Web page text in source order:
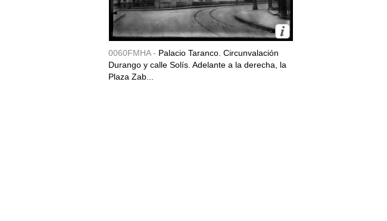
0060FMHA - Palacio Taranco. Circunvalación
Durango y calle Solís. Adelante a la derecha, la
Plaza Zab...